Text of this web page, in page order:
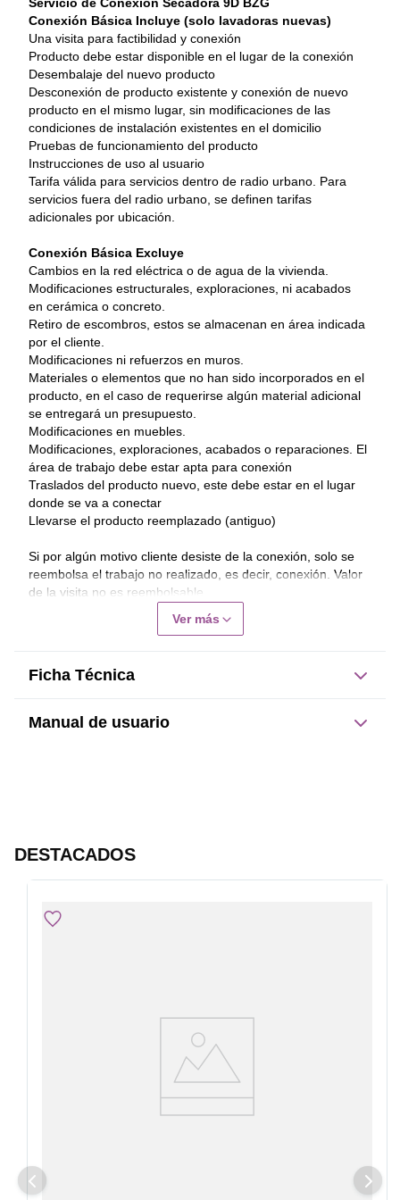
Conexión Básica Incluye (solo lavadoras nuevas)
Una visita para factibilidad y conexión
Producto debe estar disponible en el lugar de la conexión
Desembalaje del nuevo producto
Desconexión de producto existente y conexión de nuevo
producto en el mismo lugar, sin modificaciones de las
condiciones de instalación existentes en el domicilio
Pruebas de funcionamiento del producto
Instrucciones de uso al usuario
Tarifa válida para servicios dentro de radio urbano. Para
servicios fuera del radio urbano, se definen tarifas
adicionales por ubicación.
Conexión Básica Excluye
Cambios en la red eléctrica o de agua de la vivienda.
Modificaciones estructurales, exploraciones, ni acabados
en cerámica o concreto.
Retiro de escombros, estos se almacenan en área indicada
por el cliente.
Modificaciones ni refuerzos en muros.
Materiales o elementos que no han sido incorporados en el
producto, en el caso de requerirse algún material adicional
se entregará un presupuesto.
Modificaciones en muebles.
Modificaciones, exploraciones, acabados o reparaciones. El
área de trabajo debe estar apta para conexión
Traslados del producto nuevo, este debe estar en el lugar
donde se va a conectar
Llevarse el producto reemplazado (antiguo)
Si por algún motivo cliente desiste de la conexión, solo se
reembolsa el trabajo no realizado, es decir, conexión. Valor
de la visita no es reembolsable.
Garantía Conexión será de 30 días corridos, se
Ver más
Ficha Técnica
Manual de usuario
DESTACADOS